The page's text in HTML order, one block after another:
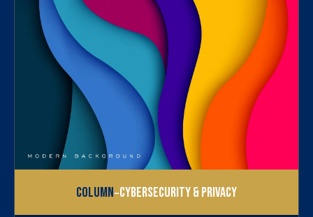
Column-Cybersecurity & Privacy